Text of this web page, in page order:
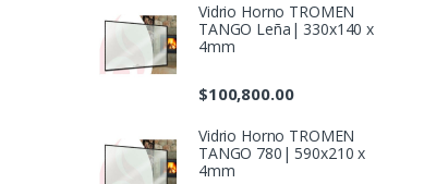
Vidrio Horno TROMEN
TANGO Leña| 330x140 x
4mm
$100,800.00
Vidrio Horno TROMEN
TANGO 780| 590x210 x
4mm